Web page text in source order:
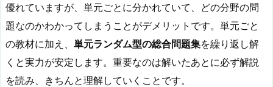
優れていますが、単元ごとに分かれていて、どの分野の問
題なのかわかってしまうことがデメリットです。単元ごと
の教材に加え、 単元ランダム型の総合問題集を繰り返し解
くと実力が安定します。重要なのは解いたあとに必ず解説
を読み、きちんと理解していくことです。